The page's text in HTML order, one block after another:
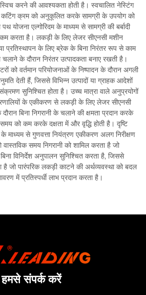
करने की आवश्यकता होती है। स्वचालित नेस्टिंग
कटिंग क्रम को अनुकूलित करके सामग्री के उपयोग को
योजना एल्गोरिदम के माध्यम से सामग्री की बर्बादी
करता है। लकड़ी के लिए लेजर सीएनसी मशीन
के लिए ब्रेक के बिना निरंतर रूप से काम
चलाने के दौरान निरंतर उत्पादकता बनाए रखती है।
को वर्तमान परियोजनाओं के निष्पादन के दौरान अगली
देती हैं, जिससे विभिन्न उत्पादों या ग्राहक आदेशों
सुनिश्चित होता है। उच्च मात्रा वाले अनुप्रयोगों
के एकीकरण से लकड़ी के लिए लेजर सीएनसी
बिना निगरानी के चलाने की क्षमता प्रदान करके
को कम करके दक्षता में और वृद्धि होती है। दृष्टि
माध्यम से गुणवत्ता नियंत्रण एकीकरण अलग निरीक्षण
समय निगरानी को शामिल करता है जो
विनिर्देश अनुपालन सुनिश्चित करता है, जिससे
है जो पारंपरिक लकड़ी काटने की अर्थव्यवस्था को बदल
में प्रतिस्पर्धी लाभ प्रदान करता है।
हमसे संपर्क करें